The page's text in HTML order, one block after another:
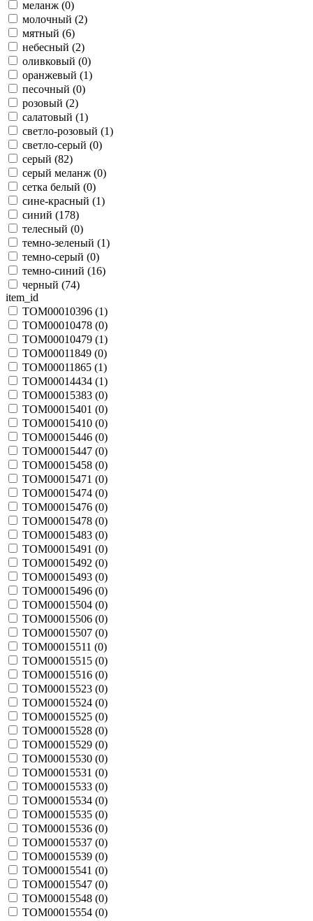
меланж (0)
молочный (2)
мятный (6)
небесный (2)
оливковый (0)
оранжевый (1)
песочный (0)
розовый (2)
салатовый (1)
светло-розовый (1)
светло-серый (0)
серый (82)
серый меланж (0)
сетка белый (0)
сине-красный (1)
синий (178)
телесный (0)
темно-зеленый (1)
темно-серый (0)
темно-синий (16)
черный (74)
item_id
TOM00010396 (1)
TOM00010478 (0)
TOM00010479 (1)
TOM00011849 (0)
TOM00011865 (1)
TOM00014434 (1)
TOM00015383 (0)
TOM00015401 (0)
TOM00015410 (0)
TOM00015446 (0)
TOM00015447 (0)
TOM00015458 (0)
TOM00015471 (0)
TOM00015474 (0)
TOM00015476 (0)
TOM00015478 (0)
TOM00015483 (0)
TOM00015491 (0)
TOM00015492 (0)
TOM00015493 (0)
TOM00015496 (0)
TOM00015504 (0)
TOM00015506 (0)
TOM00015507 (0)
TOM00015511 (0)
TOM00015515 (0)
TOM00015516 (0)
TOM00015523 (0)
TOM00015524 (0)
TOM00015525 (0)
TOM00015528 (0)
TOM00015529 (0)
TOM00015530 (0)
TOM00015531 (0)
TOM00015533 (0)
TOM00015534 (0)
TOM00015535 (0)
TOM00015536 (0)
TOM00015537 (0)
TOM00015539 (0)
TOM00015541 (0)
TOM00015547 (0)
TOM00015548 (0)
TOM00015554 (0)